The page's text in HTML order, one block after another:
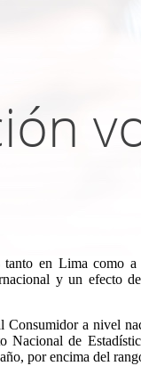
en Lima como
y un efecto
Consumidor a nivel
Nacional de
por encima del